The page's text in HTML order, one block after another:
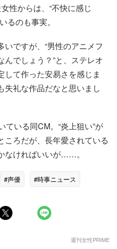
性からは、“不快に感じ
るのも事実。
ですが、“男性のアニメフ
んでしょう？”と、ステレオ
して作った安易さを感じま
失礼な作品だなと思いまし
いる同CM。“炎上狙い”が
ころだが、長年愛されている
なければいいが……。
#声優 #時事ニュース
週刊女性PRIME